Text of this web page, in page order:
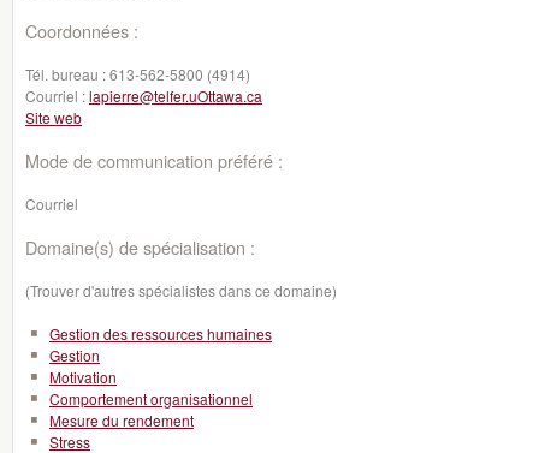
Coordonnées :
Tél. bureau :613-562-5800 (4914)
Courriel :lapierre@telfer.uOttawa.ca
Site web
Mode de communication préféré :
Courriel
Domaine(s) de spécialisation :
(Trouver d'autres spécialistes dans ce domaine)
Gestion des ressources humaines
Gestion
Motivation
Comportement organisationnel
Mesure du rendement
Stress